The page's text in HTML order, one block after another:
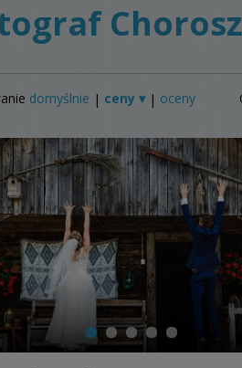
domyślnie | ceny ▾ | oceny